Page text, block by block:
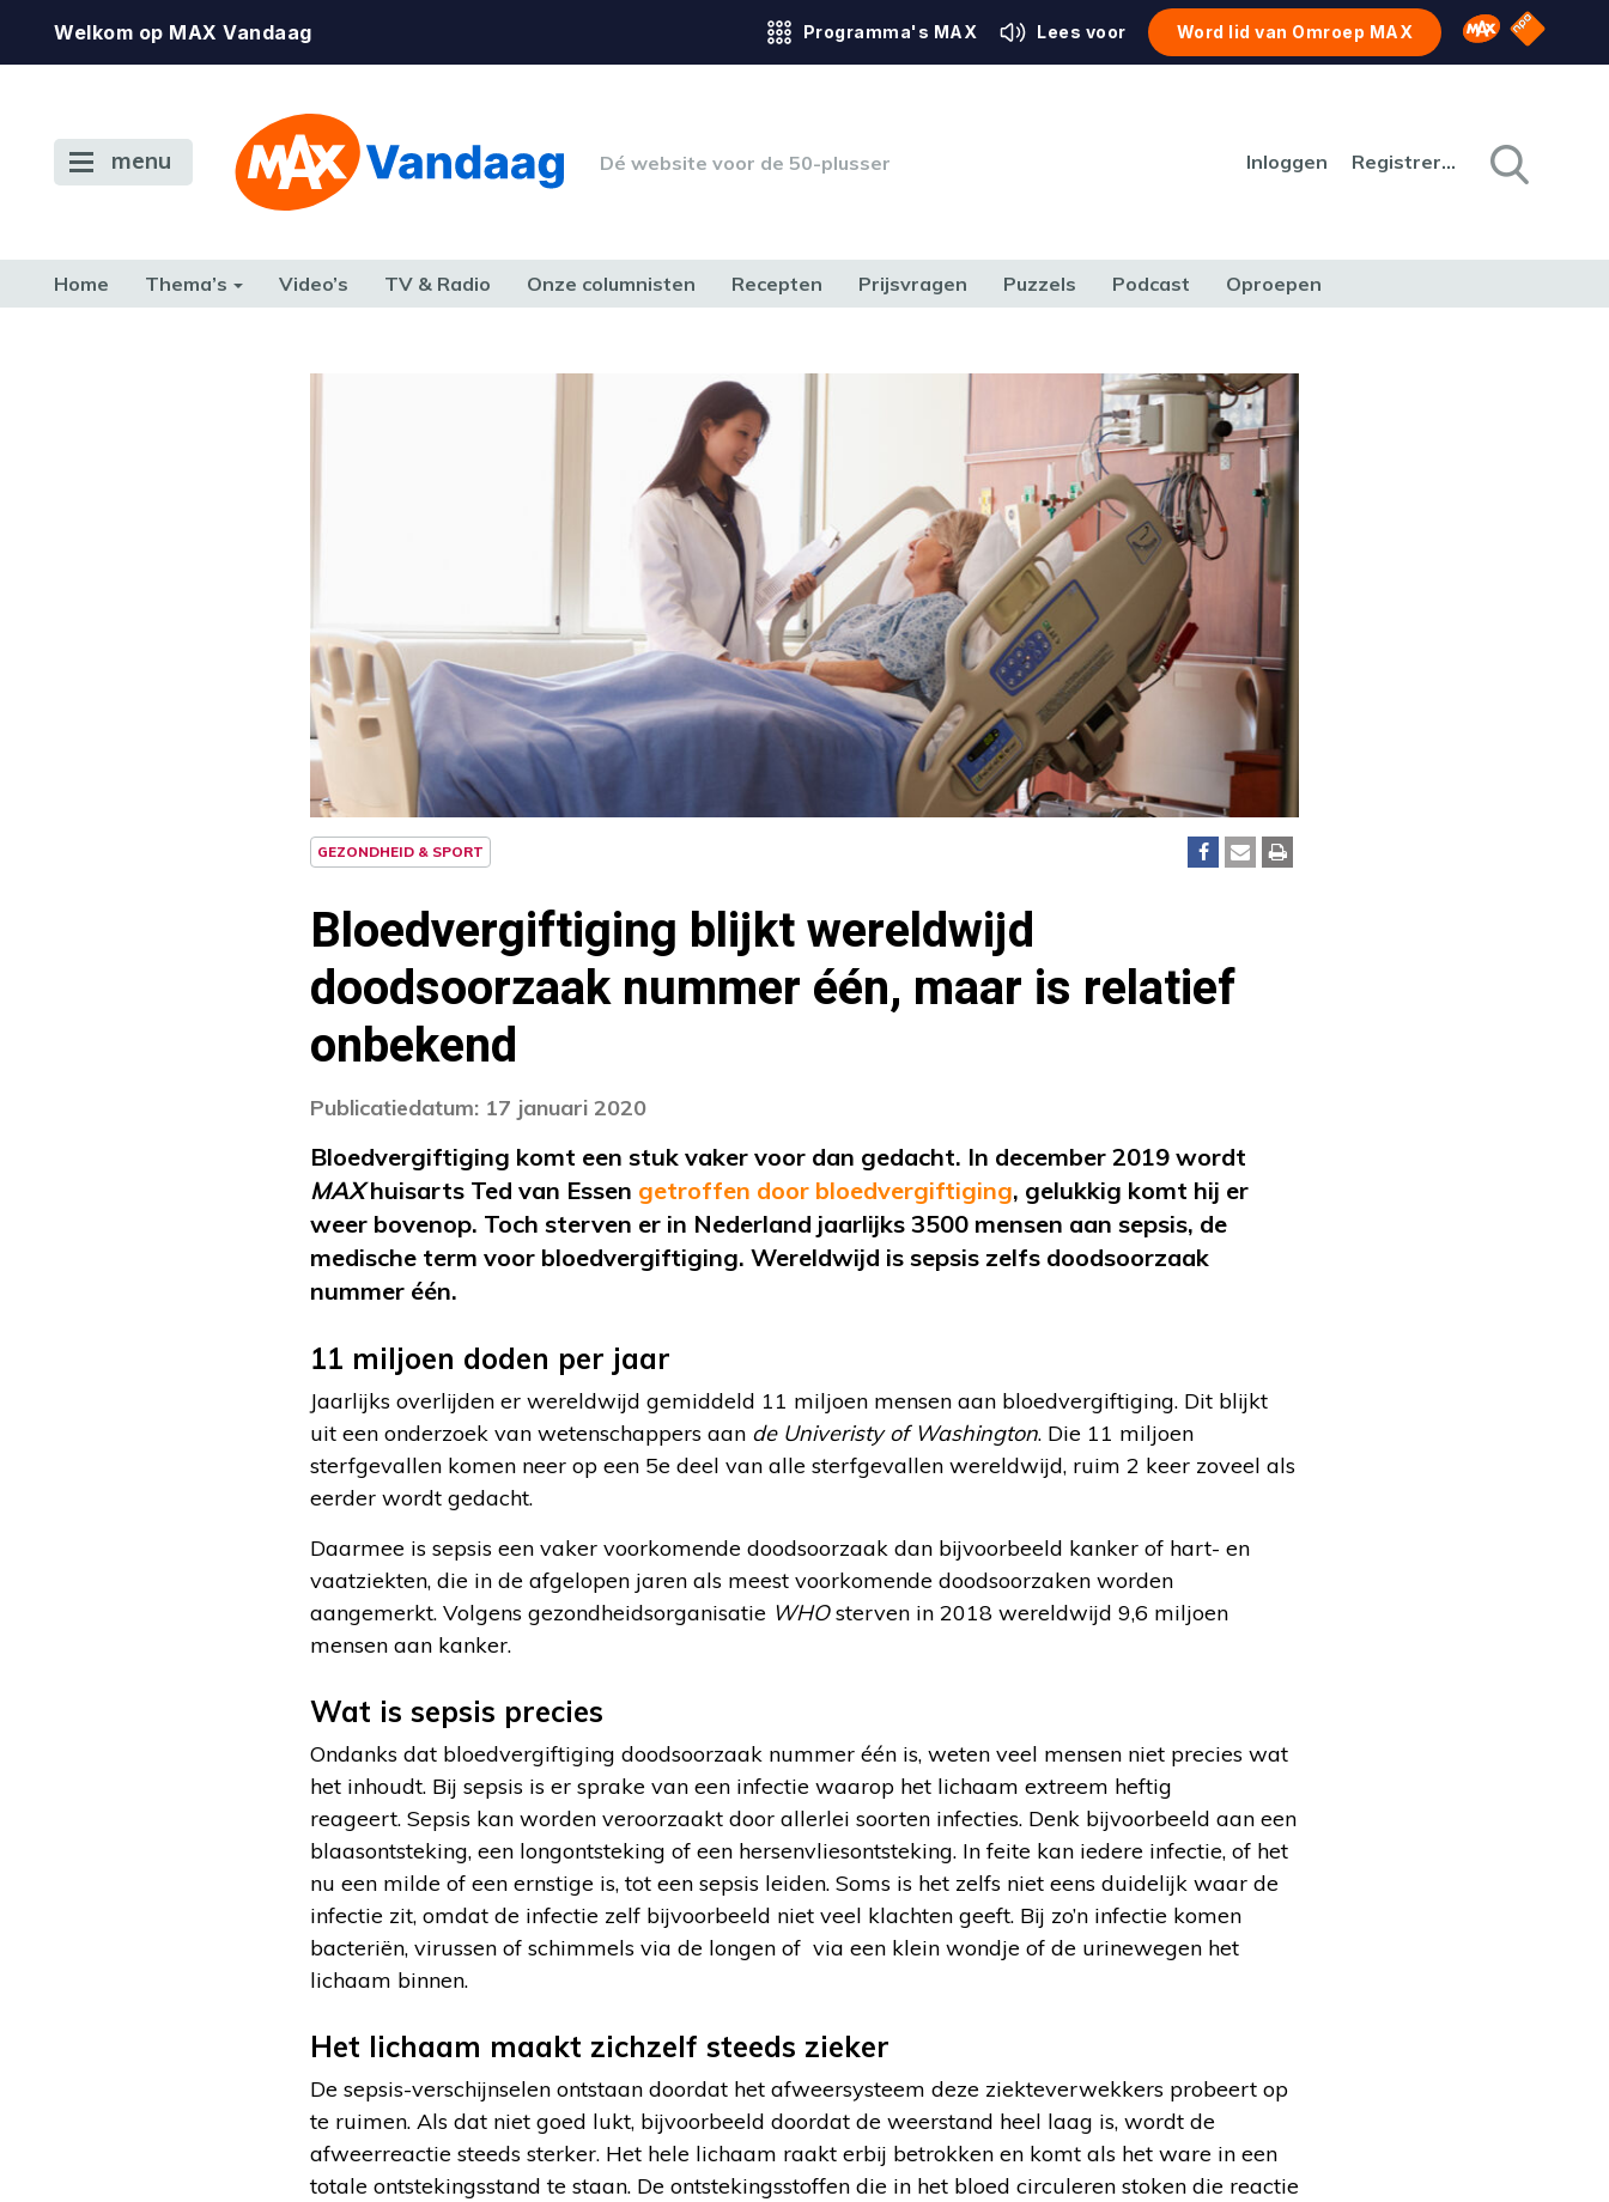
Welkom op MAX Vandaag Programma's MAX Lees voor Word lid van Omroep MAX Omroep MAX
NPO
menu Dé website voor de 50-plusser Inloggen Registreren
Home Thema’s Video’s TV & Radio Onze columnisten Recepten Prijsvragen Puzzels Podcast Oproepen
GEZONDHEID & SPORT
Bloedvergiftiging blijkt wereldwijd
doodsoorzaak nummer één, maar is relatief
onbekend
Publicatiedatum: 17 januari 2020
Bloedvergiftiging komt een stuk vaker voor dan gedacht. In december 2019 wordt
MAXhuisarts Ted van Essen getroffen door bloedvergiftiging, gelukkig komt hij er
weer bovenop. Toch sterven er in Nederland jaarlijks 3500 mensen aan sepsis, de
medische term voor bloedvergiftiging. Wereldwijd is sepsis zelfs doodsoorzaak
nummer één.
11 miljoen doden per jaar
Jaarlijks overlijden er wereldwijd gemiddeld 11 miljoen mensen aan bloedvergiftiging. Dit blijkt
uit een onderzoek van wetenschappers aan de Univeristy of Washington. Die 11 miljoen
sterfgevallen komen neer op een 5e deel van alle sterfgevallen wereldwijd, ruim 2 keer zoveel als
eerder wordt gedacht.
Daarmee is sepsis een vaker voorkomende doodsoorzaak dan bijvoorbeeld kanker of hart- en
vaatziekten, die in de afgelopen jaren als meest voorkomende doodsoorzaken worden
aangemerkt. Volgens gezondheidsorganisatie WHOsterven in 2018 wereldwijd 9,6 miljoen
mensen aan kanker.
Wat is sepsis precies
Ondanks dat bloedvergiftiging doodsoorzaak nummer één is, weten veel mensen niet precies wat
het inhoudt. Bij sepsis is er sprake van een infectie waarop het lichaam extreem heftig
reageert. Sepsis kan worden veroorzaakt door allerlei soorten infecties. Denk bijvoorbeeld aan een
blaasontsteking, een longontsteking of een hersenvliesontsteking. In feite kan iedere infectie, of het
nu een milde of een ernstige is, tot een sepsis leiden. Soms is het zelfs niet eens duidelijk waar de
infectie zit, omdat de infectie zelf bijvoorbeeld niet veel klachten geeft. Bij zo’n infectie komen
bacteriën, virussen of schimmels via de longen of via een klein wondje of de urinewegen het
lichaam binnen.
Het lichaam maakt zichzelf steeds zieker
De sepsis-verschijnselen ontstaan doordat het afweersysteem deze ziekteverwekkers probeert op
te ruimen. Als dat niet goed lukt, bijvoorbeeld doordat de weerstand heel laag is, wordt de
afweerreactie steeds sterker. Het hele lichaam raakt erbij betrokken en komt als het ware in een
totale ontstekingsstand te staan. De ontstekingsstoffen die in het bloed circuleren stoken die reactie